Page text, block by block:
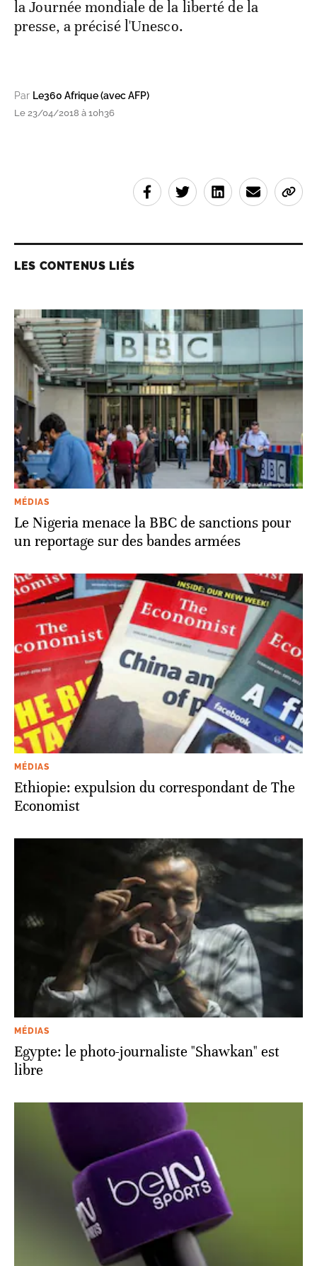
la Journée mondiale de la liberté de la
presse, a précisé l'Unesco.
Par Le360 Afrique (avec AFP)
Le 23/04/2018 à 10h36
LES CONTENUS LIÉS
MÉDIAS
Le Nigeria menace la BBC de sanctions pour
un reportage sur des bandes armées
MÉDIAS
Ethiopie: expulsion du correspondant de The
Economist
MÉDIAS
Egypte: le photo-journaliste "Shawkan" est
libre